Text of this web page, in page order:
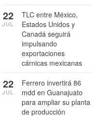
TLC entre México,
Estados Unidos y
Canadá seguirá
impulsando
exportaciones
cárnicas mexicanas
22
JUL
Ferrero invertirá 86
mdd en Guanajuato
para ampliar su planta
de producción
22
JUL